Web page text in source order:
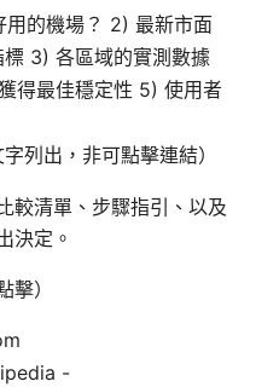
用的機場？ 2) 最新市面
3) 各區域的實測數據
得最佳穩定性 5) 使用者
列出，非可點擊連結）
較清單、步驟指引、以及
決定。
）
-